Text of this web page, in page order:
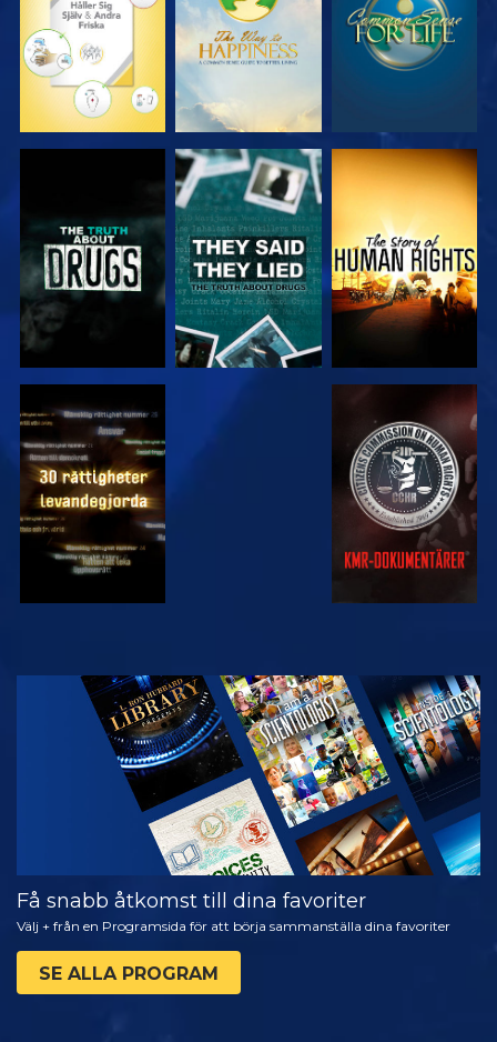
TITTA TITTA
TITTA TITTA
TITTA
UTFORSKA
SERIEN
Få snabb åtkomst till dina favoriter
Välj + från en Programsida för att börja sammanställa dina favoriter
SE ALLA PROGRAM